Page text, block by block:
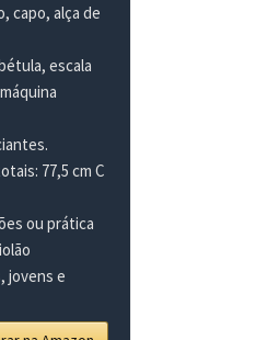
capo, alça de
escala
77,5 cm C
ou prática
jovens e